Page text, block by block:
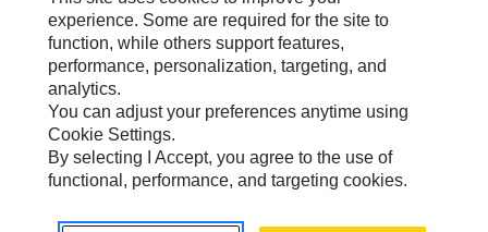
Site Map
Cookie Settings
Legal
Privacy
experience. Some are required for the site to
function, while others support features,
performance, personalization, targeting, and
analytics.
You can adjust your preferences anytime using
Cookie Settings.
By selecting I Accept, you agree to the use of
functional, performance, and targeting cookies.